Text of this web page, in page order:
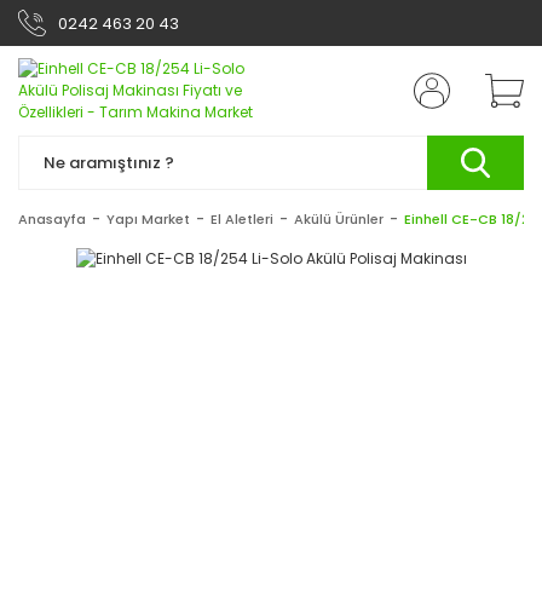
0242 463 20 43
Anasayfa Yapı Market El Aletleri Akülü Ürünler Einhell CE-CB 18/